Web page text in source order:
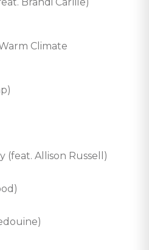
Climate
(feat. Allison Russell)